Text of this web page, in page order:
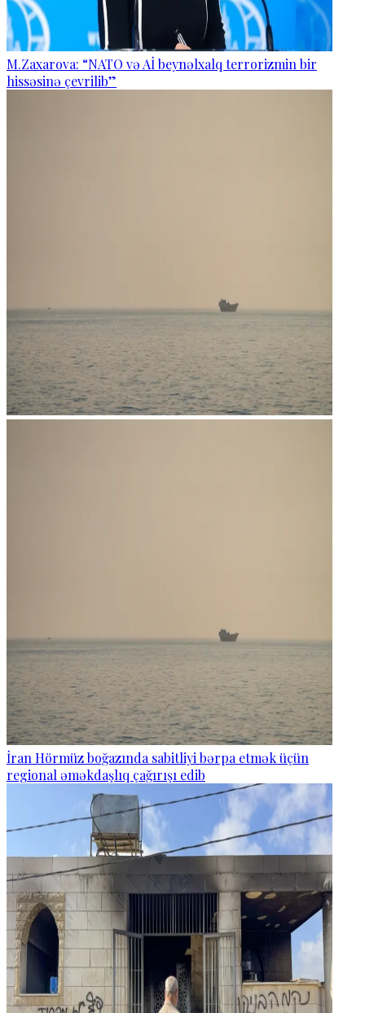
M.Zaxarova: “NATO və Aİ beynəlxalq terrorizmin bir
hissəsinə çevrilib”
İran Hörmüz boğazında sabitliyi bərpa etmək üçün
regional əməkdaşlıq çağırışı edib